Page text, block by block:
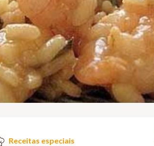
Receitas especiais